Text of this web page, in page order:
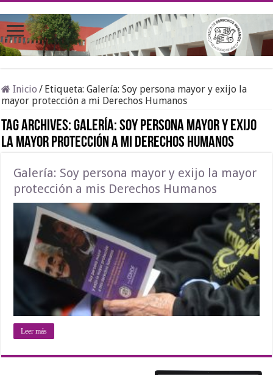
Inicio / Etiqueta:Galería: Soy persona mayor y exijo la
mayor protección a mi Derechos Humanos
Tag Archives:Galería: Soy persona mayor y exijo
la mayor protección a mi Derechos Humanos
Galería: Soy persona mayor y exijo la mayor
protección a mis Derechos Humanos
Leer más